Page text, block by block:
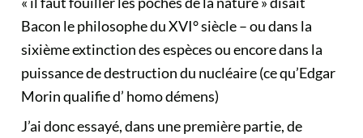
Bacon le philosophe du XVI° siècle – ou dans la
sixième extinction des espèces ou encore dans la
puissance de destruction du nucléaire (ce qu’Edgar
Morin qualifie d’ homo démens)
J’ai donc essayé, dans une première partie, de